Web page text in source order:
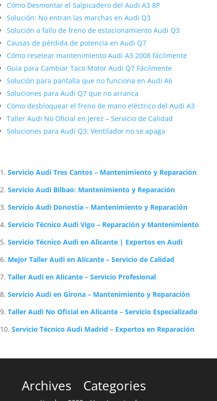
Cómo Desmontar el Salpicadero del Audi A3 8P
Solución: No entran las marchas en Audi Q3
Solución a fallo de freno de estacionamiento Audi Q3
Causas de pérdida de potencia en Audi Q7
Cómo resetear mantenimiento Audi A3 2008 fácilmente
Guía para Cambiar Taco Motor Audi Q7 Fácilmente
Solución para pantalla que no funciona en Audi A6
Soluciones para Audi Q7 que no arranca
Cómo desbloquear el freno de mano eléctrico del Audi A3
Taller Audi No Oficial en Jerez – Servicio de Calidad
Soluciones para Audi Q3: Ventilador no se apaga
Servicio Audi Tres Cantos – Mantenimiento y Reparación
Servicio Audi Bilbao: Mantenimiento y Reparación
Servicio Audi Donostia – Mantenimiento y Reparación
Servicio Técnico Audi Vigo – Reparación y Mantenimiento
Servicio Técnico Audi en Alicante | Expertos en Audi
Mejor Taller Audi en Alicante – Servicio de Calidad
Taller Audi en Alicante – Servicio Profesional
Servicio Audi en Girona – Mantenimiento y Reparación
Taller Audi No Oficial en Alicante – Servicio Especializado
Servicio Técnico Audi Madrid – Expertos en Reparación
Archives Categories